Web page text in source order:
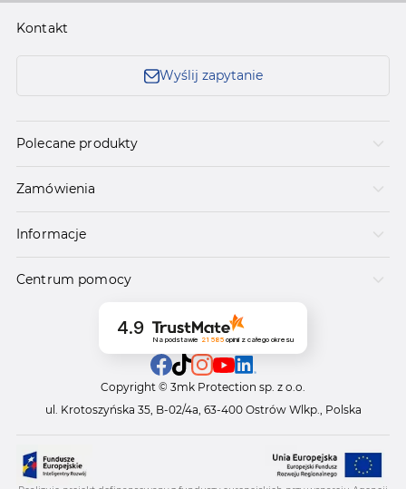
Kontakt
Wyślij zapytanie
Polecane produkty
Zamówienia
Informacje
Centrum pomocy
4.9
Na podstawie 21 585opinii z całego okresu
Copyright © 3mk Protection sp. z o.o.
ul. Krotoszyńska 35, B-02/4a, 63-400 Ostrów Wlkp., Polska